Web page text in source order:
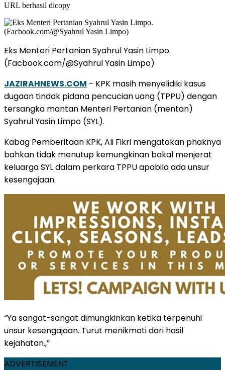
URL berhasil dicopy
Eks Menteri Pertanian Syahrul Yasin Limpo.
(Facbook.com/@Syahrul Yasin Limpo)
JAZIRAHNEWS.COM – KPK masih menyelidiki kasus
dugaan tindak pidana pencucian uang (TPPU) dengan
tersangka mantan Menteri Pertanian (mentan)
Syahrul Yasin Limpo (SYL).
Kabag Pemberitaan KPK, Ali Fikri mengatakan phaknya
bahkan tidak menutup kemungkinan bakal menjerat
keluarga SYL dalam perkara TPPU apabila ada unsur
kesengajaan.
“Ya sangat-sangat dimungkinkan ketika terpenuhi
unsur kesengajaan. Turut menikmati dari hasil
kejahatan.,”
ADVERTISEMENT